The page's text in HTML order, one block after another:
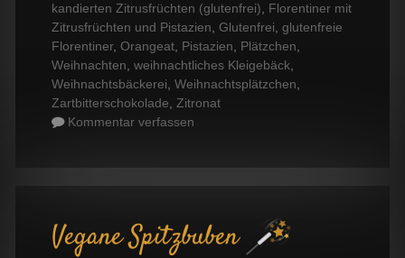
kandierten Zitrusfrüchten (glutenfrei)
Florentiner mit
Zitrusfrüchten und Pistazien
Glutenfrei glutenfreie
Florentiner, Orangeat Pistazien Plätzchen
Weihnachten weihnachtliches Kleigebäck
Weihnachtsbäckerei Weihnachtsplätzchen
Zartbitterschokolade
Zitronat
Kommentar verfassen
Vegane Spitzbuben